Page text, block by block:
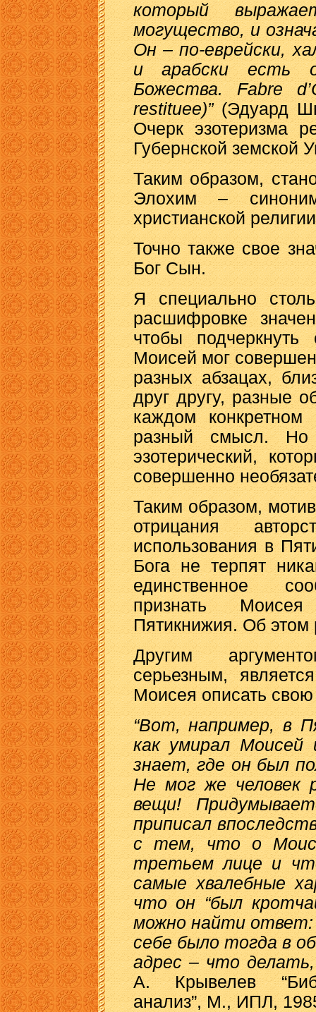
который
могущество, и
Он – по-еврейски,
и арабски есть
Божества. Fabre
restituee)”(Эдуард
Очерк эзотеризма
Губернской земской
Таким образом,
Элохим –
христианской
Точно также свое
Бог Сын.
Я специально
расшифровке
чтобы
Моисей мог
разных абзацах,
друг другу, разные
каждом
разный смысл. Но
эзотерический,
совершенно
Таким образом,
отрицания
использования в
Бога не терпят
единственное
признать
Пятикнижия. Об этом
Другим
серьезным,
Моисея описать свою
“Вот, например, в
как умирал
знает, где он был
Не мог же человек
вещи!
приписал
с тем, что о
третьем лице и
самые хвалебные
что он “был
можно найти
себе было тогда в
адрес – что делать,
А. Крывелев
анализ”, М., ИПЛ,